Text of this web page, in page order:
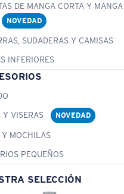
DE MANGA CORTA Y MANGA
NOVEDAD
SUDADERAS Y CAMISAS
INFERIORES
Y VISERAS
NOVEDAD
Y MOCHILAS
PEQUEÑOS
SELECCIÓN